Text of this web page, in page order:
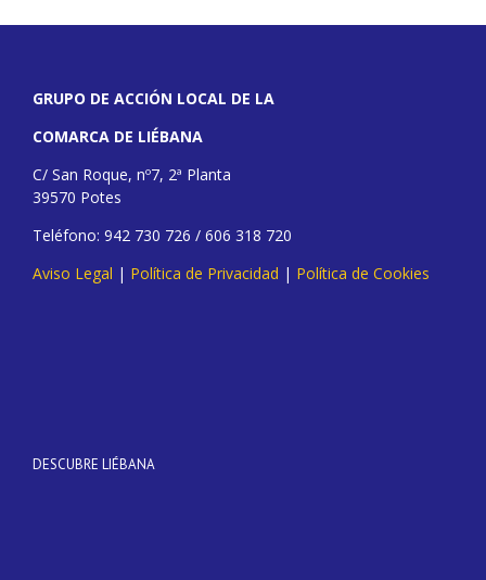
GRUPO DE ACCIÓN LOCAL DE LA
COMARCA DE LIÉBANA
C/ San Roque, nº7, 2ª Planta
39570 Potes
Teléfono: 942 730 726 / 606 318 720
Aviso Legal | Política de Privacidad | Política de Cookies
DESCUBRE LIÉBANA